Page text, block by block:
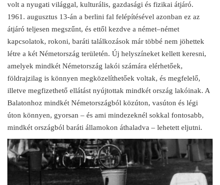
volt a nyugati világgal, kulturális, gazdasági és fizikai átjáró.
1961. augusztus 13-án a berlini fal felépítésével azonban ez az
átjáró teljesen megszűnt, és ettől kezdve a német–német
kapcsolatok, rokoni, baráti találkozások már többé nem jöhettek
létre a két Németország területén. Új helyszíneket kellett keresni,
amelyek mindkét Németország lakói számára elérhetőek,
földrajzilag is könnyen megközelíthetőek voltak, és megfelelő,
illetve megfizethető ellátást nyújtottak mindkét ország lakóinak. A
Balatonhoz mindkét Németországból közúton, vasúton és légi
úton könnyen, gyorsan – és ami mindezeknél sokkal fontosabb,
mindkét országból baráti államokon áthaladva – lehetett eljutni.